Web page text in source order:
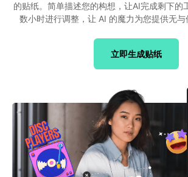
的贴纸。简单描述您的构想，让AI完成剩下的
数小时进行调整，让 AI 的魔力为您提供无与
立即生成贴纸